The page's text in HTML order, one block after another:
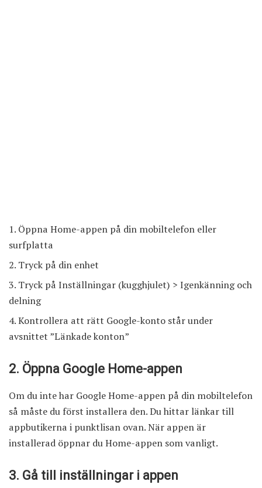
Öppna Home-appen på din mobiltelefon eller
surfplatta
Tryck på din enhet
Tryck på Inställningar (kugghjulet) > Igenkänning och
delning
Kontrollera att rätt Google-konto står under
avsnittet ”Länkade konton”
2. Öppna Google Home-appen
Om du inte har Google Home-appen på din mobiltelefon
så måste du först installera den. Du hittar länkar till
appbutikerna i punktlisan ovan. När appen är
installerad öppnar du Home-appen som vanligt.
3. Gå till inställningar i appen